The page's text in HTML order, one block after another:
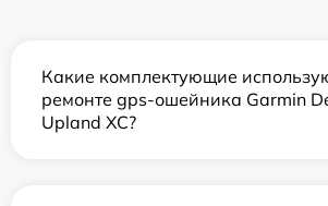
Какие комплектующие
ремонте gps-ошейника Garmin
Upland XC?